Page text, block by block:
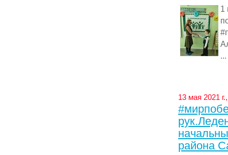
1
...
13 мая 2021
района